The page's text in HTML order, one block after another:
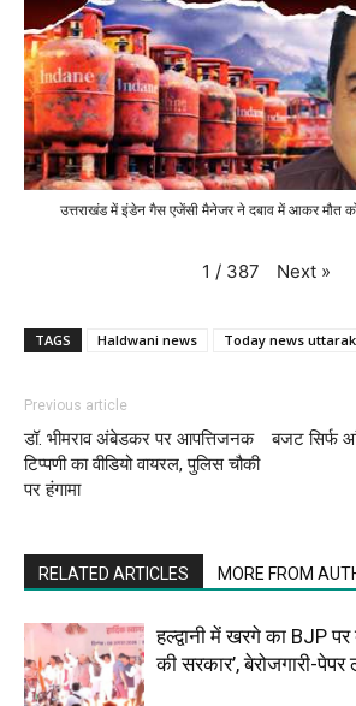
उत्तराखंड में इंडेन गैस एजेंसी मैनेजर ने दबाव में आकर मौत
1 / 387 Next »
TAGS Haldwani news Today news
Previous article
डॉ. भीमराव अंबेडकर पर आपत्तिजनक
टिप्पणी का वीडियो वायरल, पुलिस चौकी
पर हंगामा
बजट सिर्फ
RELATED ARTICLES MORE FROM
हल्द्वानी में खरगे का BJP पर
की सरकार’, बेरोजगारी-पेपर